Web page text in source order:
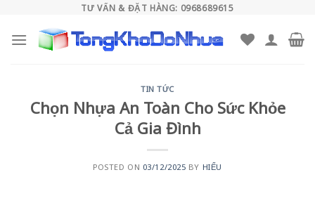
content
TƯ VẤN & ĐẶT HÀNG: 0968689615
TIN TỨC
Chọn Nhựa An Toàn Cho Sức Khỏe
Cả Gia Đình
POSTED ON 03/12/2025 BY HIẾU